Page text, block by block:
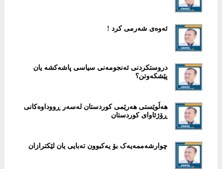
ئەوەی شەرمی کرد !
دروستکردنی ئەنجومەنی سیاسی پاشەکشە یان
پێشکەوتن؟
هەڵوێستی هەرێمی کوردستان لەسەر ڕووداوەکانی
ڕۆژئاوای کوردستان
چوارشەممەیەک بۆ یەکبوون تەبایی یان لێکترازان